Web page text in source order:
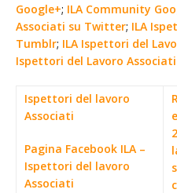
Google+; ILA Community
Associati su Twitter; ILA
Tumblr; ILA Ispettori del
Ispettori del Lavoro
Ispettori del lavoro
Associati
Pagina Facebook ILA –
Ispettori del lavoro
Associati